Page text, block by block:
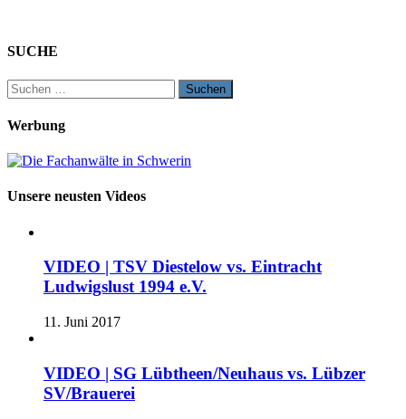
SUCHE
Suchen
nach:
Werbung
Unsere neusten Videos
VIDEO | TSV Diestelow vs. Eintracht
Ludwigslust 1994 e.V.
11. Juni 2017
VIDEO | SG Lübtheen/Neuhaus vs. Lübzer
SV/Brauerei